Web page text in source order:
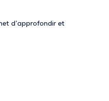
d’approfondir et